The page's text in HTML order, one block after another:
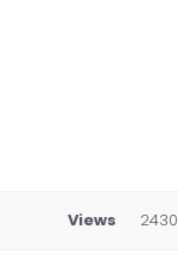
Views 2430